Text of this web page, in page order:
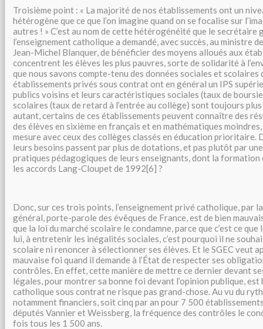
Troisième point : « La majorité de nos établissements ont un
hétérogène que ce que l’on imagine quand on se focalise sur
autres ! » C’est au nom de cette hétérogénéité que le secrétaire
l’enseignement catholique a demandé, avec succès, au ministre
Jean-Michel Blanquer, de bénéficier des moyens alloués aux
concentrent les élèves les plus pauvres, sorte de solidarité à
que nous savons compte-tenu des données sociales et scolaires
établissements privés sous contrat ont en général un IPS
publics voisins et leurs caractéristiques sociales (taux de
scolaires (taux de retard à l’entrée au collège) sont toujours
autant, certains de ces établissements peuvent connaître des
des élèves en sixième en français et en mathématiques moindres,
mesure avec ceux des collèges classés en éducation prioritaire.
leurs besoins passent par plus de dotations, et pas plutôt par
pratiques pédagogiques de leurs enseignants, dont la formation
les accords Lang-Cloupet de 1992[6] ?
Donc, sur ces trois points, l’enseignement privé catholique, par
général, porte-parole des évêques de France, est de bien
que la loi du marché scolaire le condamne, parce que c’est ce
lui, à entretenir les inégalités sociales, c’est pourquoi il ne
scolaire ni renoncer à sélectionner ses élèves. Et le SGEC veut
mauvaise foi quand il demande à l’État de respecter ses
contrôles. En effet, cette manière de mettre ce dernier devant
légales, pour montrer sa bonne foi devant l’opinion publique, est
catholique sous contrat ne risque pas grand-chose. Au vu du
notamment financiers, soit cinq par an pour 7 500
députés Vannier et Weissberg, la fréquence des contrôles le
fois tous les 1 500 ans.